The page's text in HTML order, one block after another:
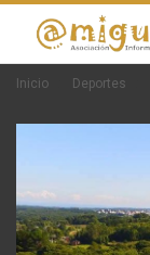
Inicio Deportes